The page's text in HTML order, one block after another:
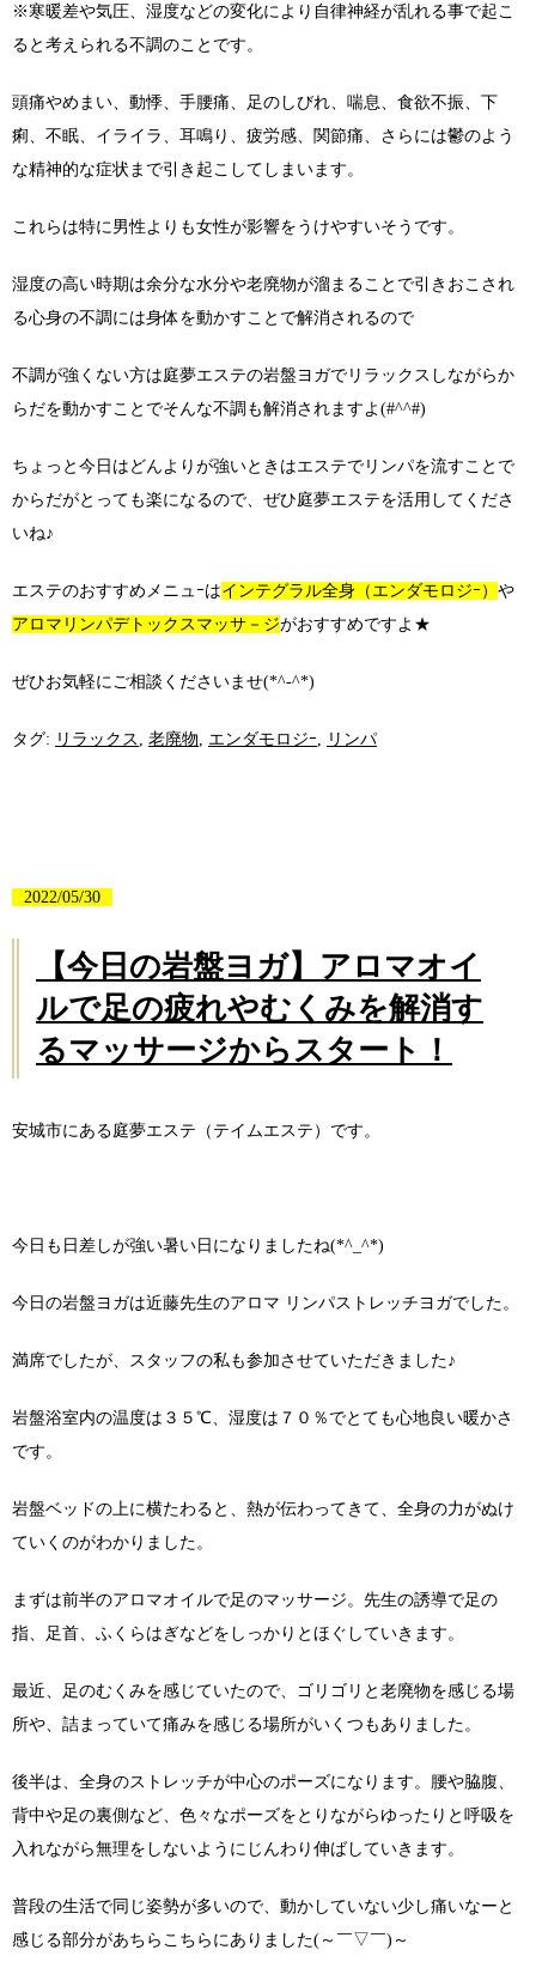
※寒暖差や気圧、湿度などの変化により自律神経が乱れる事で起こ
ると考えられる不調のことです。
頭痛やめまい、動悸、手腰痛、足のしびれ、喘息、食欲不振、下
痢、不眠、イライラ、耳鳴り、疲労感、関節痛、さらには鬱のよう
な精神的な症状まで引き起こしてしまいます。
これらは特に男性よりも女性が影響をうけやすいそうです。
湿度の高い時期は余分な水分や老廃物が溜まることで引きおこされ
る心身の不調には身体を動かすことで解消されるので
不調が強くない方は庭夢エステの岩盤ヨガでリラックスしながらか
らだを動かすことでそんな不調も解消されますよ(#^^#)
ちょっと今日はどんよりが強いときはエステでリンパを流すことで
からだがとっても楽になるので、ぜひ庭夢エステを活用してくださ
いね♪
エステのおすすめメニュｰはインテグラル全身（エンダモロジｰ） や
アロマリンパデトックスマッサ－ジがおすすめですよ★
ぜひお気軽にご相談くださいませ(*^-^*)
タグ: リラックス 老廃物 エンダモロジｰ リンパ
2022/05/30
【今日の岩盤ヨガ】アロマオイ
ルで足の疲れやむくみを解消す
るマッサージからスタート！
安城市にある庭夢エステ（テイムエステ）です。
今日も日差しが強い暑い日になりましたね(*^_^*)
今日の岩盤ヨガは近藤先生のアロマ リンパストレッチヨガでした。
満席でしたが、スタッフの私も参加させていただきました♪
岩盤浴室内の温度は３５℃、湿度は７０％でとても心地良い暖かさ
です。
岩盤ベッドの上に横たわると、熱が伝わってきて、全身の力がぬけ
ていくのがわかりました。
まずは前半のアロマオイルで足のマッサージ。先生の誘導で足の
指、足首、ふくらはぎなどをしっかりとほぐしていきます。
最近、足のむくみを感じていたので、ゴリゴリと老廃物を感じる場
所や、詰まっていて痛みを感じる場所がいくつもありました。
後半は、全身のストレッチが中心のポーズになります。腰や脇腹、
背中や足の裏側など、色々なポーズをとりながらゆったりと呼吸を
入れながら無理をしないようにじんわり伸ばしていきます。
普段の生活で同じ姿勢が多いので、動かしていない少し痛いなーと
感じる部分があちらこちらにありました(～￣▽￣)～